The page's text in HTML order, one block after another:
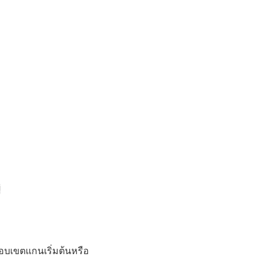
เขตแกนเริ่มต้นหรือ